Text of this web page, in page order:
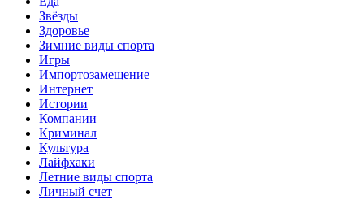
Звёзды
Здоровье
Зимние виды спорта
Игры
Импортозамещение
Интернет
Истории
Компании
Криминал
Культура
Лайфхаки
Летние виды спорта
Личный счет